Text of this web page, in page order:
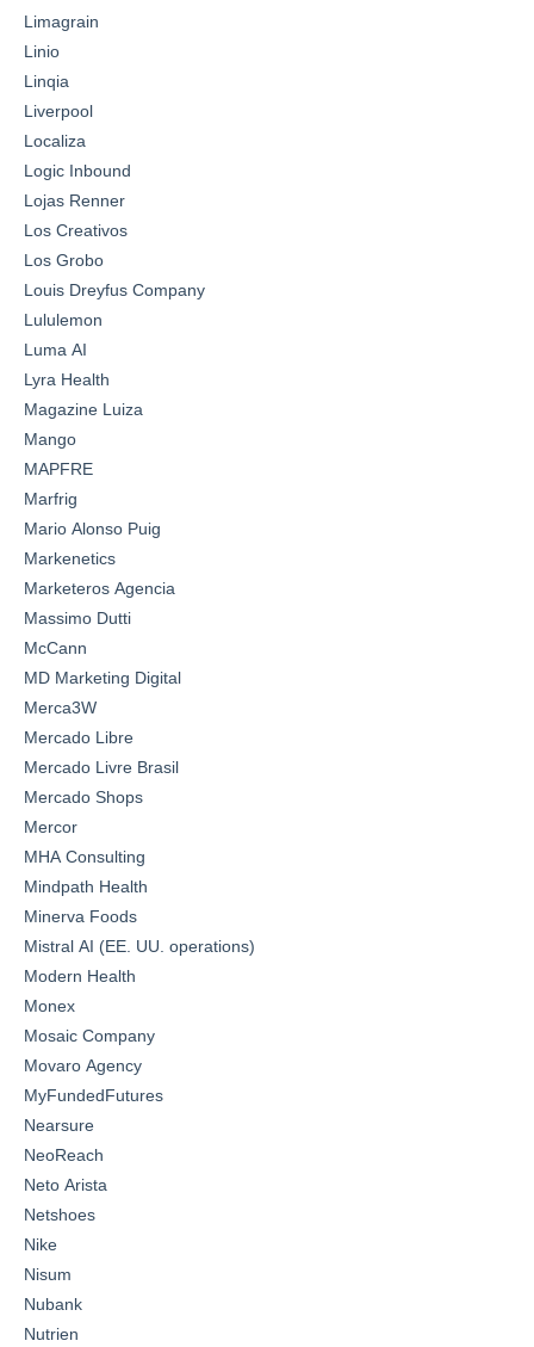
Limagrain
Linio
Linqia
Liverpool
Localiza
Logic Inbound
Lojas Renner
Los Creativos
Los Grobo
Louis Dreyfus Company
Lululemon
Luma AI
Lyra Health
Magazine Luiza
Mango
MAPFRE
Marfrig
Mario Alonso Puig
Markenetics
Marketeros Agencia
Massimo Dutti
McCann
MD Marketing Digital
Merca3W
Mercado Libre
Mercado Livre Brasil
Mercado Shops
Mercor
MHA Consulting
Mindpath Health
Minerva Foods
Mistral AI (EE. UU. operations)
Modern Health
Monex
Mosaic Company
Movaro Agency
MyFundedFutures
Nearsure
NeoReach
Neto Arista
Netshoes
Nike
Nisum
Nubank
Nutrien